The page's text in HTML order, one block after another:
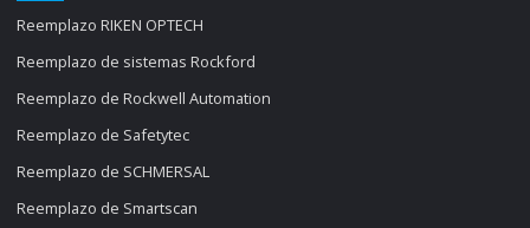
Reemplazo RIKEN OPTECH
Reemplazo de sistemas Rockford
Reemplazo de Rockwell Automation
Reemplazo de Safetytec
Reemplazo de SCHMERSAL
Reemplazo de Smartscan